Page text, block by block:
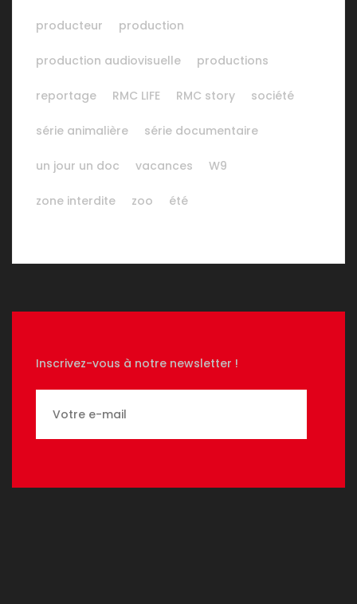
producteur production
production audiovisuelle productions
reportage RMC LIFE RMC story société
série animalière série documentaire
un jour un doc vacances W9
zone interdite zoo été
Inscrivez-vous à notre newsletter !